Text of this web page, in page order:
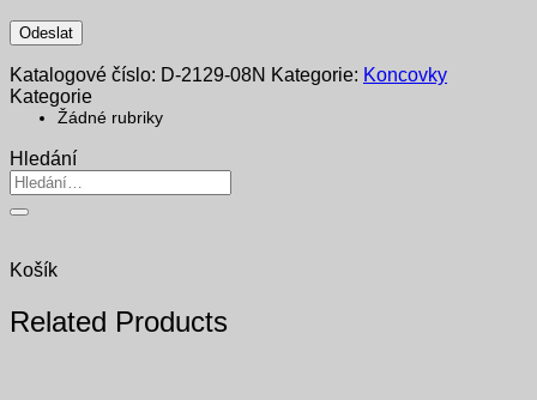
Katalogové číslo: D-2129-08N Kategorie: Koncovky
Kategorie
Žádné rubriky
Hledání
Hledat:
Košík
Related Products